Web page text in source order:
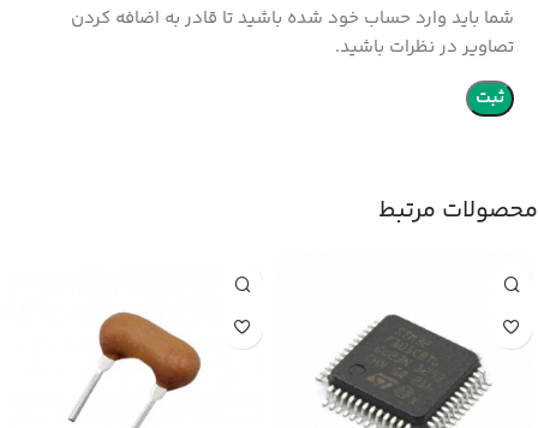
شما باید وارد حساب خود شده باشید تا قادر به اضافه کردن
تصاویر در نظرات باشید.
محصولات مرتبط